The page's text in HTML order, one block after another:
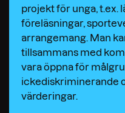
projekt för unga, t.ex.
föreläsningar,
arrangemang. Man
tillsammans med
vara öppna för
ickediskriminerande
värderingar.